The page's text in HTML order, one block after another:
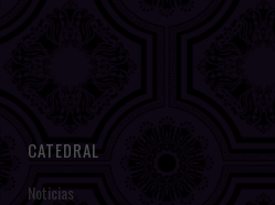
CATEDRAL
Noticias